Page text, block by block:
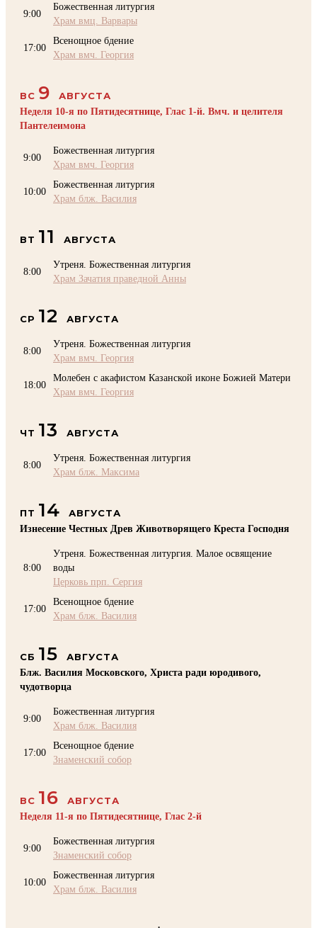
9:00
Божественная литургия
Храм вмц. Варвары
17:00
Всенощное бдение
Храм вмч. Георгия
ВС 9
АВГУСТА
Неделя 10-я по Пятидесятнице, Глас 1-й. Вмч. и целителя
Пантелеимона
9:00
Божественная литургия
Храм вмч. Георгия
10:00
Божественная литургия
Храм блж. Василия
ВТ 11 АВГУСТА
8:00
Утреня. Божественная литургия
Храм Зачатия праведной Анны
СР 12 АВГУСТА
8:00
Утреня. Божественная литургия
Храм вмч. Георгия
18:00
Молебен с акафистом Казанской иконе Божией Матери
Храм вмч. Георгия
ЧТ 13 АВГУСТА
8:00
Утреня. Божественная литургия
Храм блж. Максима
ПТ 14
АВГУСТА
Изнесение Честных Древ Животворящего Креста Господня
8:00
Утреня. Божественная литургия. Малое освящение
воды
Церковь прп. Сергия
17:00
Всенощное бдение
Храм блж. Василия
СБ 15
АВГУСТА
Блж. Василия Московского, Христа ради юродивого,
чудотворца
9:00
Божественная литургия
Храм блж. Василия
17:00
Всенощное бдение
Знаменский собор
ВС 16
АВГУСТА
Неделя 11-я по Пятидесятнице, Глас 2-й
9:00
Божественная литургия
Знаменский собор
10:00
Божественная литургия
Храм блж. Василия
.